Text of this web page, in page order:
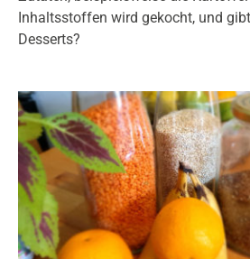
Inhaltsstoffen wird gekocht, und
Desserts?